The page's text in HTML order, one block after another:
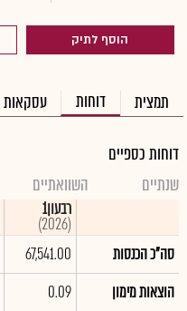
הוסף לתיק
תמצית דוחות עסקאות
דוחות כספיים
שנתיים
השוואתיים
רבעון1
(2026)
סה"כ הכנסות
67,541.00
הוצאות מימון
0.09